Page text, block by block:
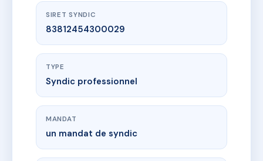
SIRET SYNDIC
83812454300029
TYPE
Syndic professionnel
MANDAT
un mandat de syndic